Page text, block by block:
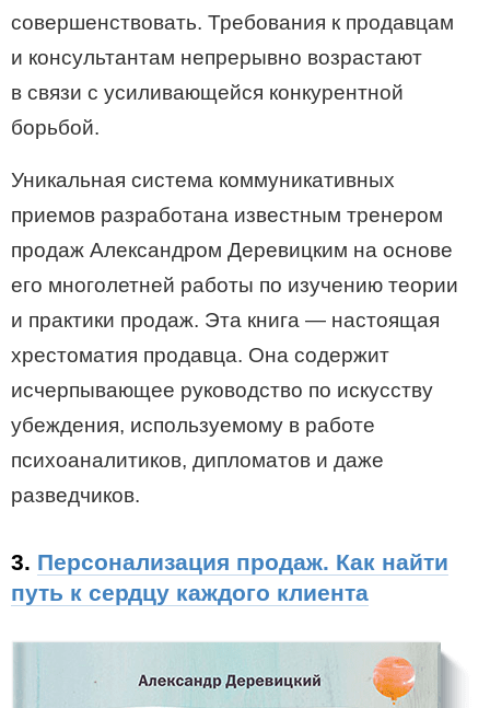
совершенствовать. Требования к продавцам
и консультантам непрерывно возрастают
в связи с усиливающейся конкурентной
борьбой.
Уникальная система коммуникативных
приемов разработана известным тренером
продаж Александром Деревицким на основе
его многолетней работы по изучению теории
и практики продаж. Эта книга — настоящая
хрестоматия продавца. Она содержит
исчерпывающее руководство по искусству
убеждения, используемому в работе
психоаналитиков, дипломатов и даже
разведчиков.
3. Персонализация продаж. Как найти
путь к сердцу каждого клиента